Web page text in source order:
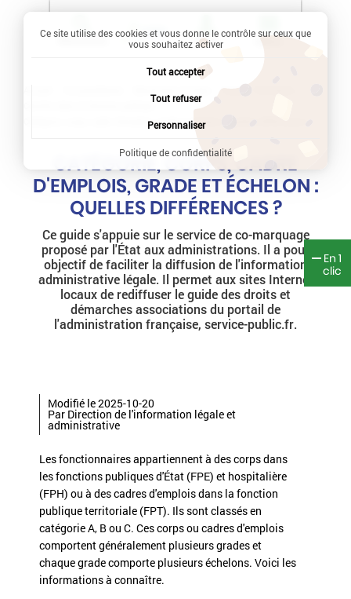
Recherche Profil Menu
En 1
clic
Travail - Formation
Carrière dans la fonction publique
Catégorie, corps, cadre d'emplois, grade et échelon : quelles différences ?
CATÉGORIE, CORPS, CADRE
D'EMPLOIS, GRADE ET ÉCHELON :
QUELLES DIFFÉRENCES ?
Ce guide s'appuie sur le service de co-marquage
proposé par l'État aux administrations. Il a pour
objectif de faciliter la diffusion de l'information
administrative légale. Il permet aux sites Internet
locaux de rediffuser le guide des droits et
démarches associations du portail de
l'administration française, service-public.fr.
Modifié le 2025-10-20
Par Direction de l'information légale et
administrative
Les fonctionnaires appartiennent à des corps dans
les fonctions publiques d'État (FPE) et hospitalière
(FPH) ou à des cadres d'emplois dans la fonction
publique territoriale (FPT). Ils sont classés en
catégorie A, B ou C. Ces corps ou cadres d'emplois
comportent généralement plusieurs grades et
chaque grade comporte plusieurs échelons. Voici les
informations à connaître.
Ce site utilise des cookies et vous donne le contrôle sur ceux que
vous souhaitez activer
Tout accepter
Tout refuser
Personnaliser
Politique de confidentialité